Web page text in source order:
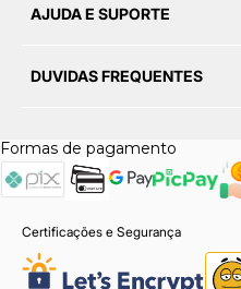
AJUDA E SUPORTE
DUVIDAS FREQUENTES
Formas de pagamento
Certificações e Segurança